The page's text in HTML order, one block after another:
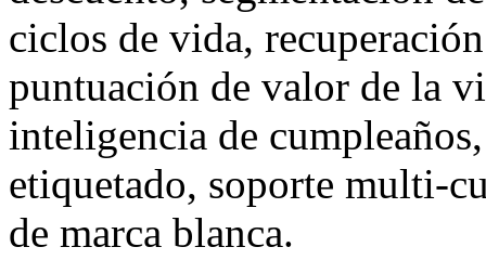
ciclos de vida,
puntuación de valor de la
inteligencia de
etiquetado, soporte multi-
de marca blanca.